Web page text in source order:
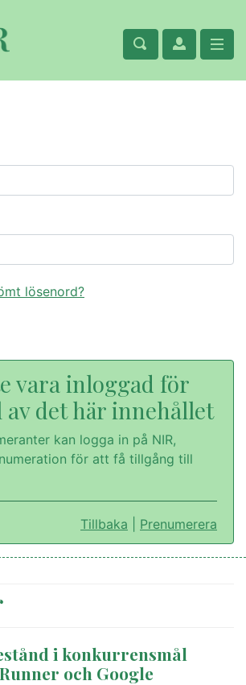
lösenord?
vara inloggad för
av det här innehållet
kan logga in på NIR,
för att få tillgång till
Tillbaka Prenumerera
i konkurrensmål
och Google